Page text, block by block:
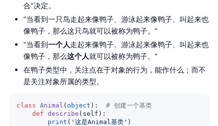
合"决定。
“当看到一只鸟走起来像鸭子、游泳起来像鸭子、叫起来也
像鸭子，那么这只鸟就可以被称为鸭子。”
“当看到一个人走起来像鸭子、游泳起来像鸭子、叫起来也
像鸭子，那么这个人就可以被称为鸭子。”
在鸭子类型中，关注点在于对象的行为，能作什么；而不
是关注对象所属的类型。
class Animal ( object ): # 创建一个基类
    def
describe (self):
        print
( '这是Animal基类' )